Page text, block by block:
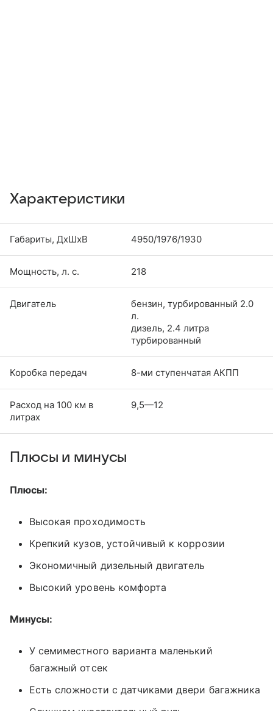
Характеристики
Габариты, ДхШхВ 4950/1976/1930
Мощность, л. с. 218
Двигатель
бензин, турбированный 2.0
л.
дизель, 2.4 литра
турбированный
Коробка передач 8-ми ступенчатая АКПП
Расход на 100 км в
литрах
9,5—12
Плюсы и минусы
Плюсы:
Высокая проходимость
Крепкий кузов, устойчивый к коррозии
Экономичный дизельный двигатель
Высокий уровень комфорта
Минусы:
У семиместного варианта маленький
багажный отсек
Есть сложности с датчиками двери багажника